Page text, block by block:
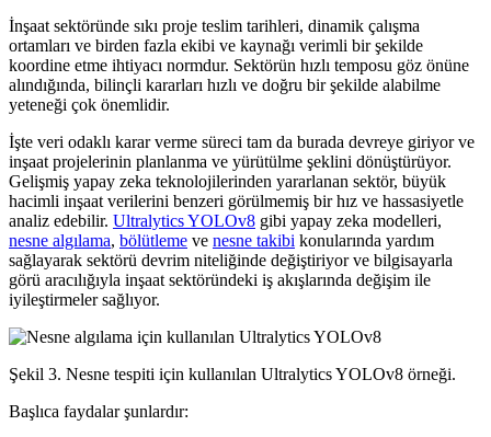
İnşaat sektöründe sıkı proje teslim tarihleri, dinamik çalışma
ortamları ve birden fazla ekibi ve kaynağı verimli bir şekilde
koordine etme ihtiyacı normdur. Sektörün hızlı temposu göz önüne
alındığında, bilinçli kararları hızlı ve doğru bir şekilde alabilme
yeteneği çok önemlidir.
İşte veri odaklı karar verme süreci tam da burada devreye giriyor ve
inşaat projelerinin planlanma ve yürütülme şeklini dönüştürüyor.
Gelişmiş yapay zeka teknolojilerinden yararlanan sektör, büyük
hacimli inşaat verilerini benzeri görülmemiş bir hız ve hassasiyetle
analiz edebilir. Ultralytics YOLOv8 gibi yapay zeka modelleri,
nesne algılama, bölütleme ve nesne takibi konularında yardım
sağlayarak sektörü devrim niteliğinde değiştiriyor ve bilgisayarla
görü aracılığıyla inşaat sektöründeki iş akışlarında değişim ile
iyileştirmeler sağlıyor.
Şekil 3. Nesne tespiti için kullanılan Ultralytics YOLOv8 örneği.
Başlıca faydalar şunlardır: